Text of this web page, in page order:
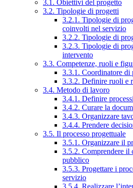
3.1. Obiettivi del progetto
3.2. Tipologie di progetti
3.2.1. Tipologie di
coinvolti nel servizio
3.2.2. Tipologie di
3.2.3. Tipologie di
intervento
3.3. Competenze, ruoli e
3.3.1. Coordinatore di
3.3.2. Definire ruoli e
3.4. Metodo di lavoro
3.4.1. Definire
3.4.2. Curare la
3.4.3. Organizzare
3.4.4. Prendere
3.5. Il processo progettuale
3.5.1. Organizzare il
3.5.2. Comprendere il
pubblico
3.5.3. Progettare i
servizio
3.5.4. Realizzare